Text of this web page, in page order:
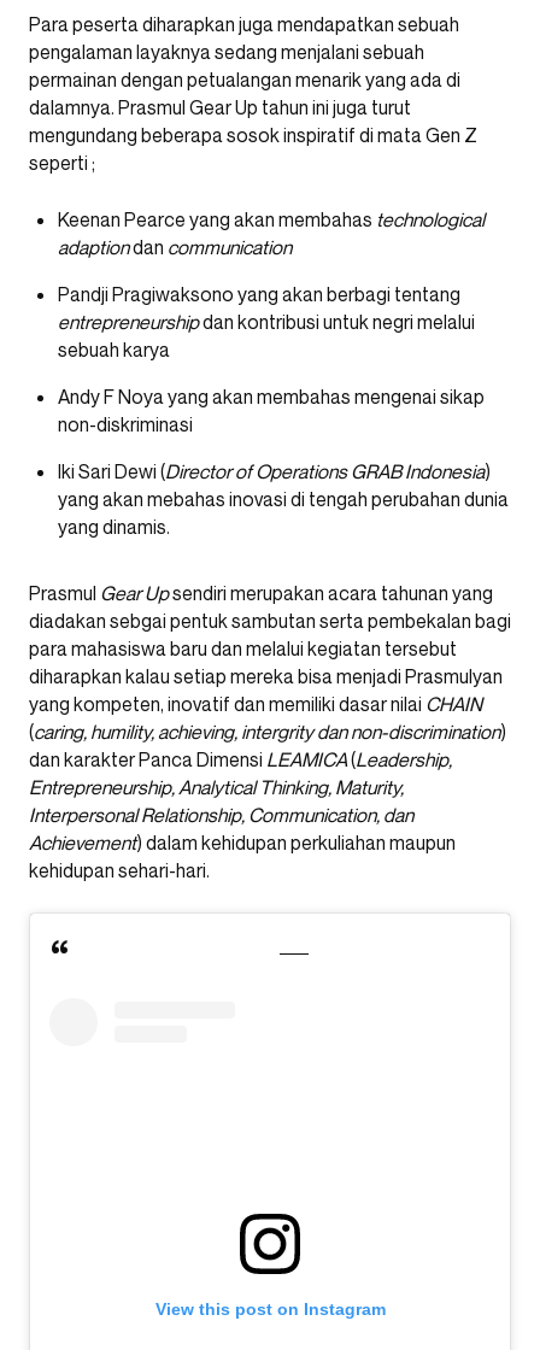
Para peserta diharapkan juga mendapatkan sebuah
pengalaman layaknya sedang menjalani sebuah
permainan dengan petualangan menarik yang ada di
dalamnya. Prasmul Gear Up tahun ini juga turut
mengundang beberapa sosok inspiratif di mata Gen Z
seperti ;
Keenan Pearce yang akan membahas technological
adaptiondan communication
Pandji Pragiwaksono yang akan berbagi tentang
entrepreneurshipdan kontribusi untuk negri melalui
sebuah karya
Andy F Noya yang akan membahas mengenai sikap
non-diskriminasi
Iki Sari Dewi (Director of Operations GRAB Indonesia)
yang akan mebahas inovasi di tengah perubahan dunia
yang dinamis.
Prasmul Gear Upsendiri merupakan acara tahunan yang
diadakan sebgai pentuk sambutan serta pembekalan bagi
para mahasiswa baru dan melalui kegiatan tersebut
diharapkan kalau setiap mereka bisa menjadi Prasmulyan
yang kompeten, inovatif dan memiliki dasar nilai CHAIN
(caring, humility, achieving, intergrity dan non-discrimination)
dan karakter Panca Dimensi LEAMICA(Leadership,
Entrepreneurship, Analytical Thinking, Maturity,
Interpersonal Relationship, Communication, dan
Achievement) dalam kehidupan perkuliahan maupun
kehidupan sehari-hari.
View this post on Instagram